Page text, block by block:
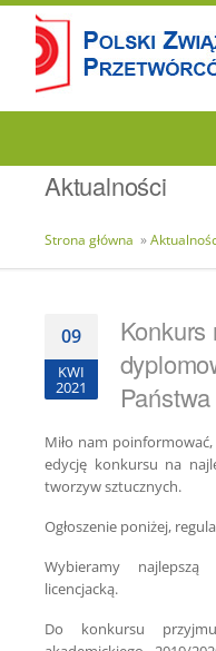
Aktualności
Strona główna »
09
KWI
2021
Konkurs
Państwa
Miło nam
edycję konkursu na
tworzyw sztucznych.
Ogłoszenie poniżej,
Wybieramy najlepszą
licencjacką.
Do konkursu